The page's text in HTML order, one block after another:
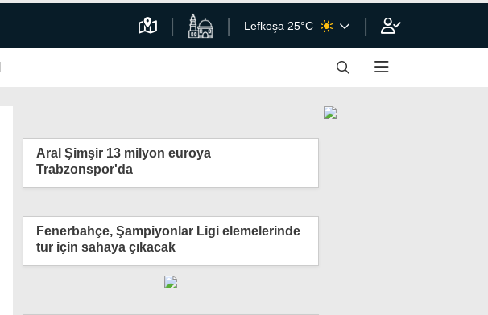
Lefkoşa 25°C
Aral Şimşir 13 milyon euroya
Trabzonspor'da
Fenerbahçe, Şampiyonlar Ligi elemelerinde
tur için sahaya çıkacak